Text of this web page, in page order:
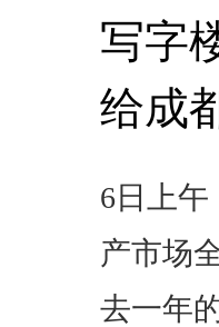
写字
给成
6日上午
产市场
去一年